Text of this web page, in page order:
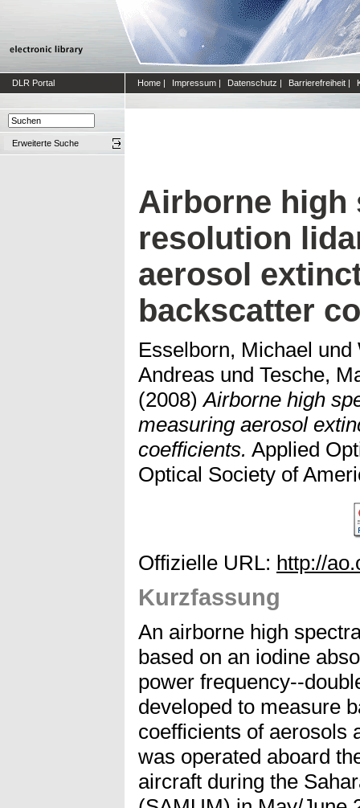
DLR Portal Home | Impressum | Datenschutz | Barrierefreiheit |
Erweiterte Suche
Airborne high
resolution
aerosol
backscatter
Esselborn, Michael und
Andreas und Tesche,
(2008)Airborne high
measuring aerosol
coefficients. Applied
Optical Society of
Offizielle URL: http://
Kurzfassung
An airborne high
based on an iodine
power frequency--
developed to measure
coefficients of aerosols
was operated aboard
aircraft during the